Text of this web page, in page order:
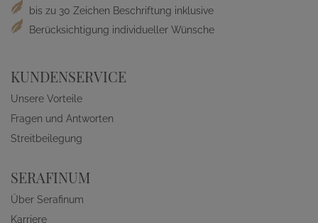
bis zu 30 Zeichen Beschriftung inklusive
Berücksichtigung individueller Wünsche
KUNDENSERVICE
Unsere Vorteile
Fragen und Antworten
Streitbeilegung
SERAFINUM
Über Serafinum
Karriere